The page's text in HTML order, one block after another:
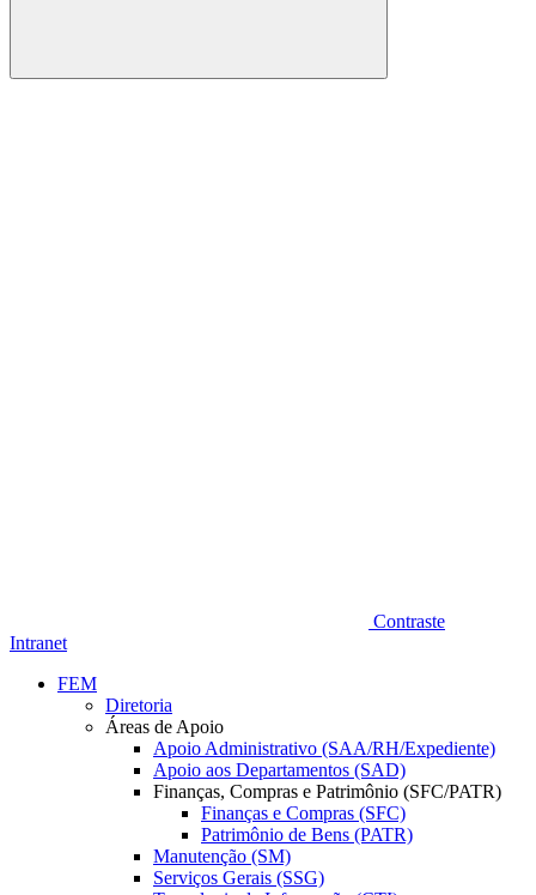
Buscar
Contraste
Intranet
FEM
Diretoria
Áreas de Apoio
Apoio Administrativo (SAA/RH/Expediente)
Apoio aos Departamentos (SAD)
Finanças, Compras e Patrimônio (SFC/PATR)
Finanças e Compras (SFC)
Patrimônio de Bens (PATR)
Manutenção (SM)
Serviços Gerais (SSG)